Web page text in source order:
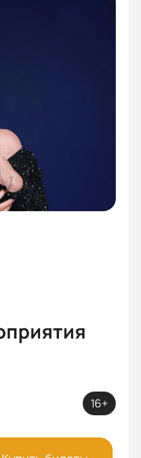
16+